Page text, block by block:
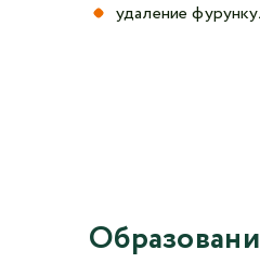
удаление